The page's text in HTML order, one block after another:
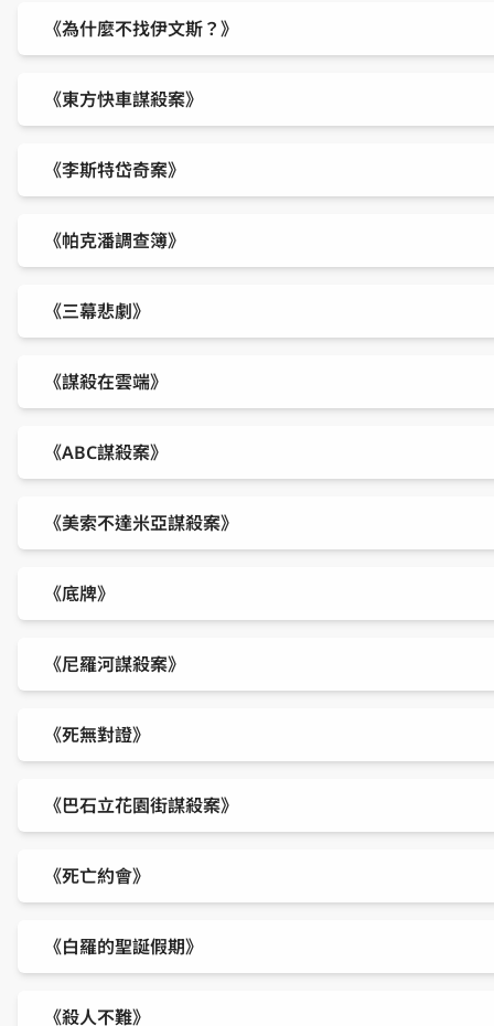
《為什麼不找伊文斯？》
《東方快車謀殺案》
《李斯特岱奇案》
《帕克潘調查簿》
《三幕悲劇》
《謀殺在雲端》
《ABC謀殺案》
《美索不達米亞謀殺案》
《底牌》
《尼羅河謀殺案》
《死無對證》
《巴石立花園街謀殺案》
《死亡約會》
《白羅的聖誕假期》
《殺人不難》